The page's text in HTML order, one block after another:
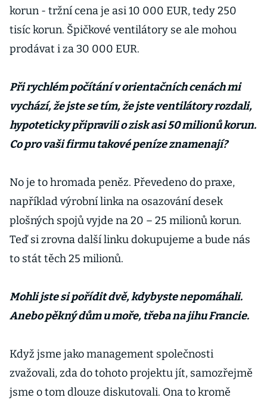
korun - tržní cena je asi 10 000 EUR, tedy 250
tisíc korun. Špičkové ventilátory se ale mohou
prodávat i za 30 000 EUR.
Při rychlém počítání v orientačních cenách mi
vychází, že jste se tím, že jste ventilátory rozdali,
hypoteticky připravili o zisk asi 50 milionů korun.
Co pro vaši firmu takové peníze znamenají?
No je to hromada peněz. Převedeno do praxe,
například výrobní linka na osazování desek
plošných spojů vyjde na 20 – 25 milionů korun.
Teď si zrovna další linku dokupujeme a bude nás
to stát těch 25 milionů.
Mohli jste si pořídit dvě, kdybyste nepomáhali.
Anebo pěkný dům u moře, třeba na jihu Francie.
Když jsme jako management společnosti
zvažovali, zda do tohoto projektu jít, samozřejmě
jsme o tom dlouze diskutovali. Ona to kromě